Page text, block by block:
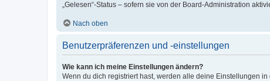
„Gelesen“-Status – sofern sie von der Board-Administration
Nach oben
Benutzerpräferenzen und -einstellungen
Wie kann ich meine Einstellungen ändern?
Wenn du dich registriert hast, werden alle deine Einstellungen